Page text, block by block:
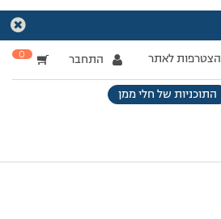
הצטרפות לאתר התחבר 0
התוכניות של חלי ממן